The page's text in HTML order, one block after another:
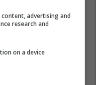
advertising and
research and
on a device